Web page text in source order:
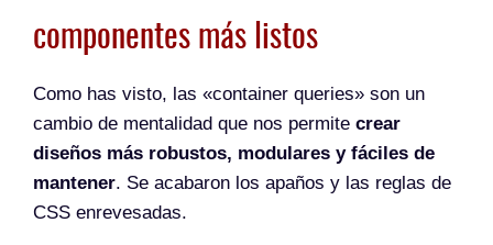
componentes más listos
Como has visto, las «container queries» son un
cambio de mentalidad que nos permite crear
diseños más robustos, modulares y fáciles de
mantener. Se acabaron los apaños y las reglas de
CSS enrevesadas.